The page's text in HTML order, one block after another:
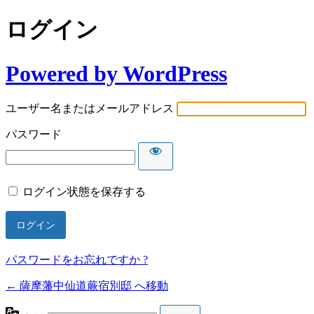
ログイン
Powered by WordPress
ユーザー名またはメールアドレス
パスワード
ログイン状態を保存する
パスワードをお忘れですか ?
← 薩摩藩中仙道蕨宿別邸 へ移動